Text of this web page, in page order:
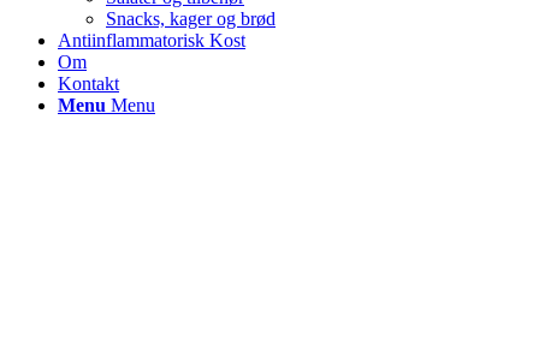
Snacks, kager og brød
Antiinflammatorisk Kost
Om
Kontakt
Menu Menu